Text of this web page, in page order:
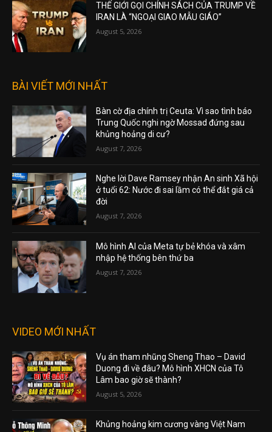
THẾ GIỚI GỌI CHÍNH SÁCH CỦA TRUMP VỀ
IRAN LÀ “NGOẠI GIAO MẪU GIÁO”
August 5, 2026
BÀI VIẾT MỚI NHẤT
Bàn cờ địa chính trị Ceuta: Vì sao tình báo
Trung Quốc nghi ngờ Mossad đứng sau
khủng hoảng di cư?
August 7, 2026
Nghe lời Dave Ramsey nhận An sinh Xã hội
ở tuổi 62: Nước đi sai lầm có thể đắt giá cả
đời
August 7, 2026
Mô hình AI của Meta tự bẻ khóa và xâm
nhập hệ thống bên thứ ba
August 7, 2026
VIDEO MỚI NHẤT
Vụ án tham nhũng Sheng Thao – David
Duong đi về đâu? Mô hình XHCN của Tô
Lâm bao giờ sẽ thành?
August 5, 2026
Khủng hoảng kim cương vàng Việt Nam